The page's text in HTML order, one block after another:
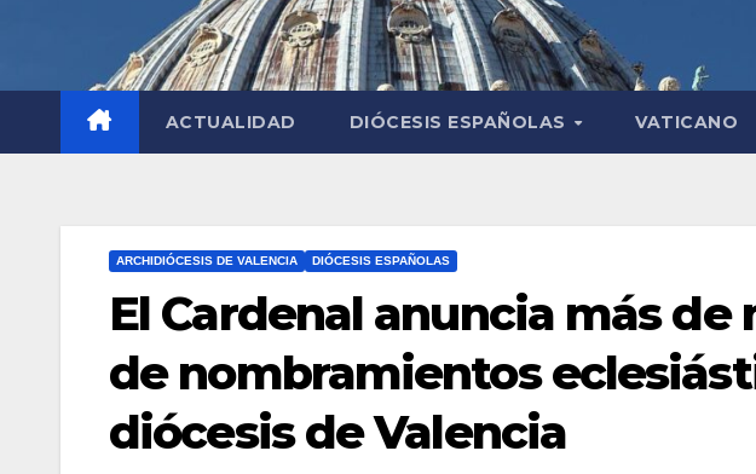
ACTUALIDAD DIÓCESIS ESPAÑOLAS VATICANO
ARCHIDIÓCESIS DE VALENCIA DIÓCESIS ESPAÑOLAS
El Cardenal anuncia más
de nombramientos
diócesis de Valencia